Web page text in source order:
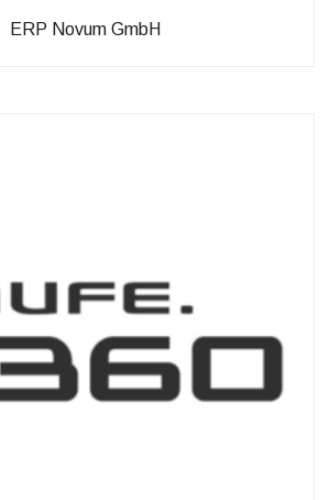
ERP Novum GmbH